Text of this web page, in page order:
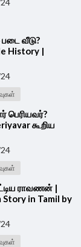
படை வீடு?
History |
பெரியவர்?
கூறிய
by Dr
ராவணன் |
Story in Tamil by
Stories